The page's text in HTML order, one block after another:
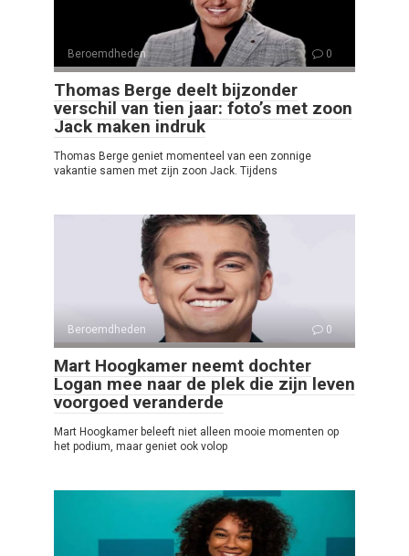
Beroemdheden 0
Thomas Berge deelt bijzonder
verschil van tien jaar: foto’s met zoon
Jack maken indruk
Thomas Berge geniet momenteel van een zonnige
vakantie samen met zijn zoon Jack. Tijdens
Beroemdheden 0
Mart Hoogkamer neemt dochter
Logan mee naar de plek die zijn leven
voorgoed veranderde
Mart Hoogkamer beleeft niet alleen mooie momenten op
het podium, maar geniet ook volop